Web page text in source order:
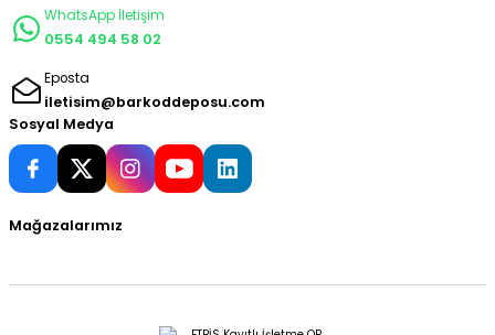
WhatsApp İletişim
0554 494 58 02
Eposta
iletisim@barkoddeposu.com
Sosyal Medya
Mağazalarımız